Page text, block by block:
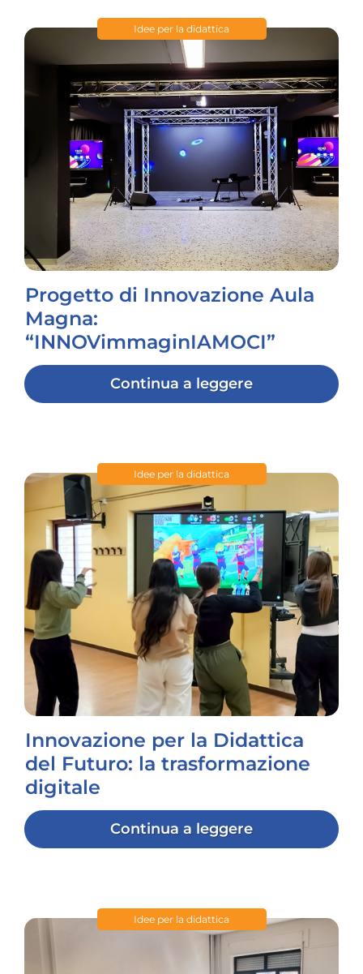
Idee per la didattica
Progetto di Innovazione Aula
Magna:
“INNOVimmaginIAMOCI”
Continua a leggere
Idee per la didattica
Innovazione per la Didattica
del Futuro: la trasformazione
digitale
Continua a leggere
Idee per la didattica